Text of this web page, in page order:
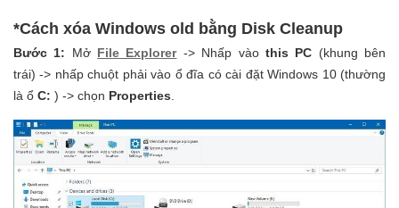
*Cách xóa Windows old bằng Disk Cleanup
Bước 1: Mở File Explorer-> Nhấp vào this PC (khung bên
trái) -> nhấp chuột phải vào ổ đĩa có cài đặt Windows 10 (thường
là ổ C: ) -> chọn Properties.